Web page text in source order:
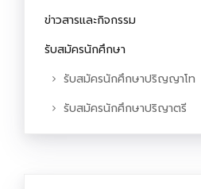
ข่าวสารและกิจกรรม
รับสมัครนักศึกษา
รับสมัครนักศึกษาปริญญาโท
รับสมัครนักศึกษาปริญาตรี